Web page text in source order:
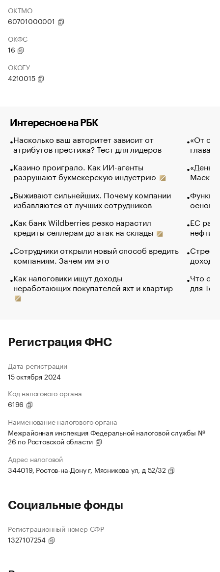
ОКТМО
60701000001
ОКФС
16
ОКОГУ
4210015
Интересное на РБК
Насколько ваш авторитет зависит от
атрибутов престижа? Тест для лидеров
Казино проиграло. Как ИИ-агенты
разрушают букмекерскую индустрию
Выживают сильнейших. Почему компании
избавляются от лучших сотрудников
Как банк Wildberries резко нарастил
кредиты селлерам до атак на склады
Сотрудники открыли новый способ вредить
компаниям. Зачем им это
Как налоговики ищут доходы
неработающих покупателей яхт и квартир
«От
глава
Маск в
основ
ЕС
нефти
Что
для
Регистрация ФНС
Дата регистрации
15 октября 2024
Код налогового органа
6196
Наименование налогового органа
Межрайонная инспекция Федеральной налоговой службы №
26 по Ростовской области
Адрес налоговой
344019, Ростов-на-Дону г, Мясникова ул, д 52/32
Социальные фонды
Регистрационный номер СФР
1327107254